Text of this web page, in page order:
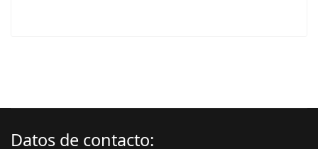
Datos de contacto: